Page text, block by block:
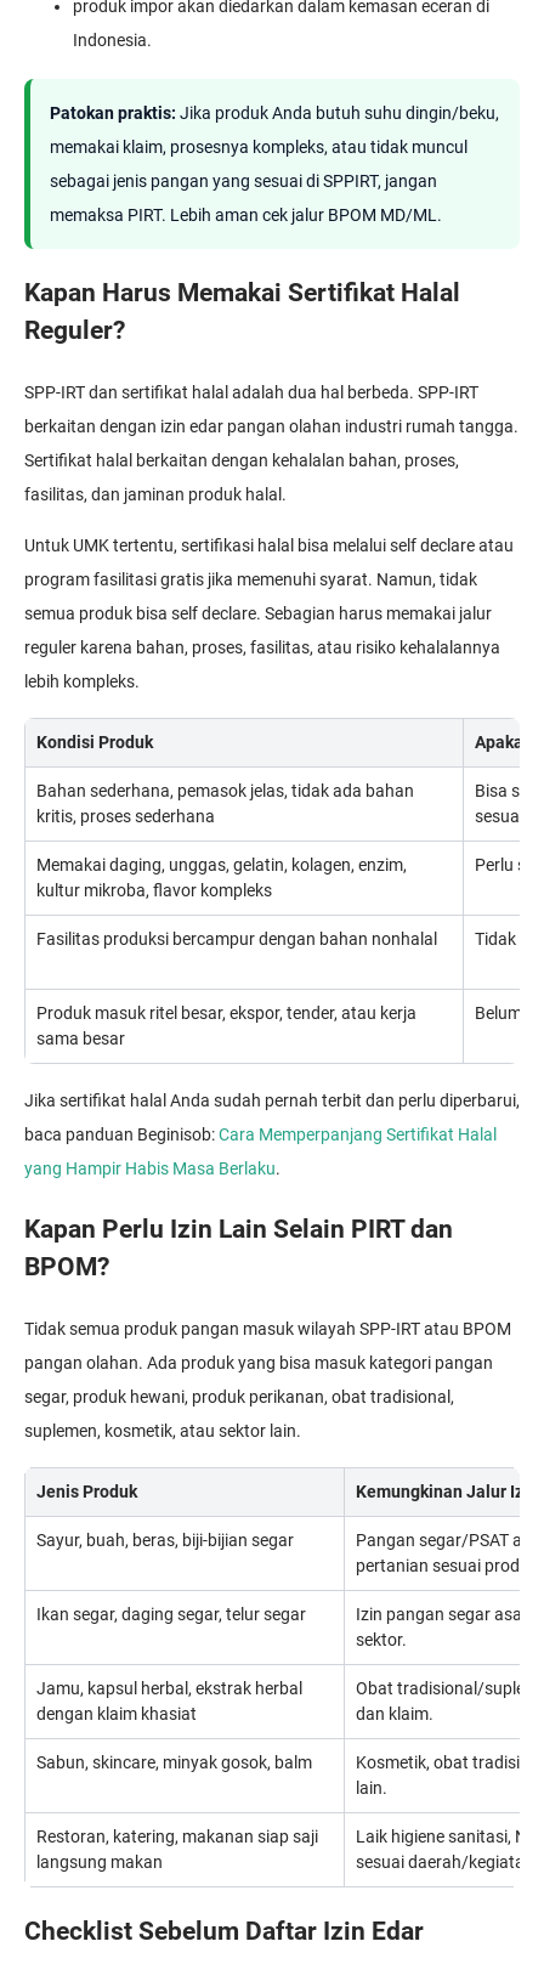
produk impor akan diedarkan dalam kemasan eceran di
Indonesia.
Patokan praktis: Jika produk Anda butuh suhu dingin/beku,
memakai klaim, prosesnya kompleks, atau tidak muncul
sebagai jenis pangan yang sesuai di SPPIRT, jangan
memaksa PIRT. Lebih aman cek jalur BPOM MD/ML.
Kapan Harus Memakai Sertifikat Halal
Reguler?
SPP-IRT dan sertifikat halal adalah dua hal berbeda. SPP-IRT
berkaitan dengan izin edar pangan olahan industri rumah tangga.
Sertifikat halal berkaitan dengan kehalalan bahan, proses,
fasilitas, dan jaminan produk halal.
Untuk UMK tertentu, sertifikasi halal bisa melalui self declare atau
program fasilitasi gratis jika memenuhi syarat. Namun, tidak
semua produk bisa self declare. Sebagian harus memakai jalur
reguler karena bahan, proses, fasilitas, atau risiko kehalalannya
lebih kompleks.
Kondisi Produk Apakah
Bahan sederhana, pemasok jelas, tidak ada bahan
kritis, proses sederhana
Bisa
sesuai
Memakai daging, unggas, gelatin, kolagen, enzim,
kultur mikroba, flavor kompleks
Perlu
Fasilitas produksi bercampur dengan bahan nonhalal Tidak
Produk masuk ritel besar, ekspor, tender, atau kerja
sama besar
Belum
Jika sertifikat halal Anda sudah pernah terbit dan perlu diperbarui,
baca panduan Beginisob:Cara Memperpanjang Sertifikat Halal
yang Hampir Habis Masa Berlaku.
Kapan Perlu Izin Lain Selain PIRT dan
BPOM?
Tidak semua produk pangan masuk wilayah SPP-IRT atau BPOM
pangan olahan. Ada produk yang bisa masuk kategori pangan
segar, produk hewani, produk perikanan, obat tradisional,
suplemen, kosmetik, atau sektor lain.
Jenis Produk Kemungkinan Jalur Izin
Sayur, buah, beras, biji-bijian segar
Pangan segar/PSAT
pertanian sesuai produk.
Ikan segar, daging segar, telur segar
Izin pangan segar asal
sektor.
Jamu, kapsul herbal, ekstrak herbal
dengan klaim khasiat
Obat tradisional/
dan klaim.
Sabun, skincare, minyak gosok, balm
Kosmetik, obat
lain.
Restoran, katering, makanan siap saji
langsung makan
Laik higiene sanitasi,
sesuai daerah/kegiatan.
Checklist Sebelum Daftar Izin Edar